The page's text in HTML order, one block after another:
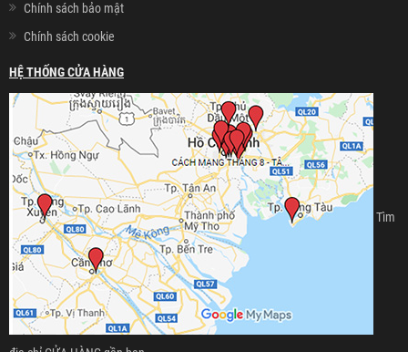
Chính sách bảo mật
Chính sách cookie
HỆ THỐNG CỬA HÀNG
Tìm